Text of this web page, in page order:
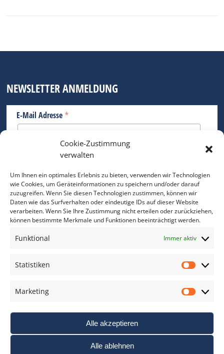
Cookie-Zustimmung
verwalten
Um Ihnen ein optimales Erlebnis zu bieten, verwenden wir Technologien
wie Cookies, um Geräteinformationen zu speichern und/oder darauf
zuzugreifen. Wenn Sie diesen Technologien zustimmen, können wir
Daten wie das Surfverhalten oder eindeutige IDs auf dieser Website
verarbeiten. Wenn Sie Ihre Zustimmung nicht erteilen oder zurückziehen,
können bestimmte Merkmale und Funktionen beeinträchtigt werden.
Funktional Immer aktiv
Statistiken
Marketing
Alle akzeptieren
Alle ablehnen
NEWSLETTER ANMELDUNG
E-Mail Adresse *
Bitte geben Sie Ihre E-Mail Adresse ein.
*